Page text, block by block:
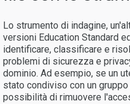
Lo strumento di indagine,
versioni Education Standard
identificare, classificare e
problemi di sicurezza e
dominio. Ad esempio, se un
stato condiviso con un
possibilità di rimuovere